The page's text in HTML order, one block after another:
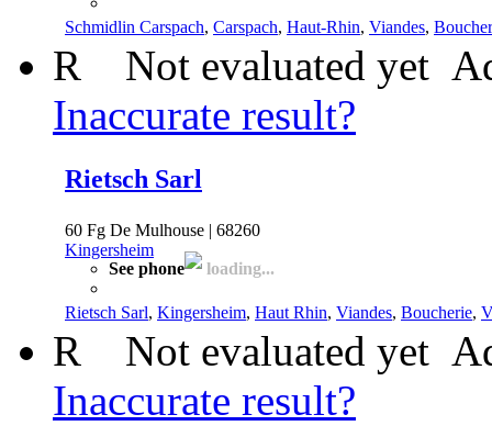
Schmidlin Carspach, Carspach, Haut-Rhin, Viandes,
R Not evaluated yet
Inaccurate result?
Rietsch Sarl
60 Fg De Mulhouse | 68260
Kingersheim
See phone
loading...
Rietsch Sarl, Kingersheim, Haut Rhin, Viandes, Boucherie,
R Not evaluated yet
Inaccurate result?